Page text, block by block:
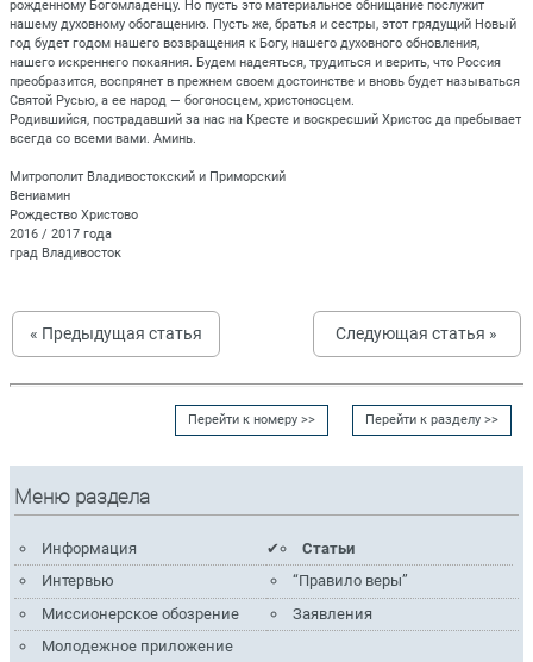
рожденному Богомладенцу. Но пусть это материальное обнищание послужит
нашему духовному обогащению. Пусть же, братья и сестры, этот грядущий Новый
год будет годом нашего возвращения к Богу, нашего духовного обновления,
нашего искреннего покаяния. Будем надеяться, трудиться и верить, что Россия
преобразится, воспрянет в прежнем своем достоинстве и вновь будет называться
Святой Русью, а ее народ — богоносцем, христоносцем.
Родившийся, пострадавший за нас на Кресте и воскресший Христос да пребывает
всегда со всеми вами. Аминь.
Митрополит Владивостокский и Приморский
Вениамин
Рождество Христово
2016 / 2017 года
град Владивосток
« Предыдущая статья Следующая статья »
Перейти к разделу >>
Перейти к номеру >>
Меню раздела
Информация
Статьи
Интервью
“Правило веры”
Миссионерское обозрение
Заявления
Молодежное приложение